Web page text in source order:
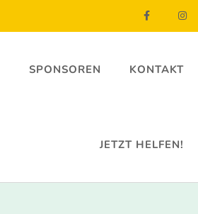
SPONSOREN KONTAKT
JETZT HELFEN!